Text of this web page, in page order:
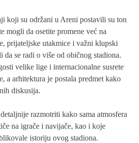
koji su održani u Areni postavili su ton
mogli da osetite promene već na
prijateljske utakmice i važni klupski
da se radi o više od običnog stadiona.
velike lige i internacionalne susrete
a arhitektura je postala predmet kako
diskusija.
razmotriti kako sama atmosfera
na igrače i navijače, kao i koje
istoriju ovog stadiona.